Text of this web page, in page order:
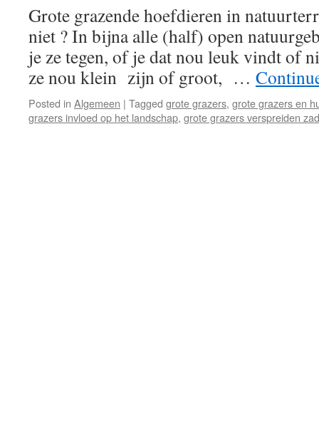
Grote grazende hoefdieren in
niet ? In bijna alle (half) open
je ze tegen, of je dat nou leuk vindt of
ze nou klein zijn of groot, …
Posted in Algemeen | Tagged grote grazers, grote grazers en
grazers invloed op het landschap, grote grazers verspreiden